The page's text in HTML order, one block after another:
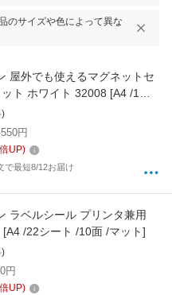
のサイズや色によって異な
屋外でも使えるマグネットセ
ト ホワイト 32008 [A4 /1面 /
)
円
倍UP)
で最短8/12お届け
ラベルシール プリンタ兼用
/22シート /10面 /マット]
)
円
倍UP)